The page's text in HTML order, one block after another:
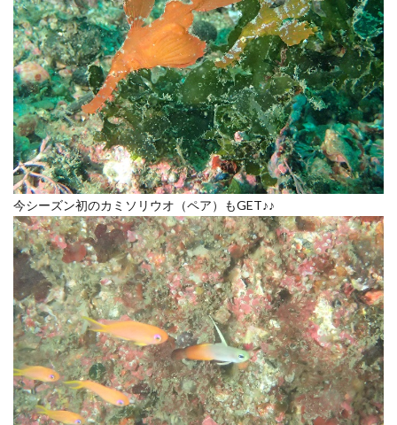
今シーズン初のカミソリウオ（ペア）もGET♪♪